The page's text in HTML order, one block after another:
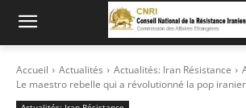
Accueil Actualités Actualités: Iran Résistance
Le maestro rebelle qui a révolutionné la pop